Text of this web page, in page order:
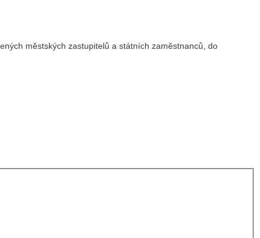
městských zastupitelů a státních zaměstnanců, do